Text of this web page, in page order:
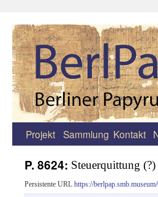
Zum
springen
Projekt Sammlung Kontakt
P. 8624: Steuerquittung (?)
Persistente URL https://